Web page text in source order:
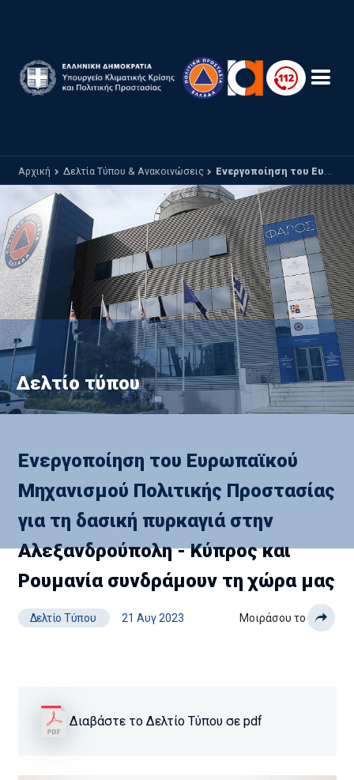
Αρχική Δελτία Τύπου & Ανακοινώσεις Ενεργοποίηση του Ευρωπαϊκού Μηχανισμού Πολιτικής Προστασίας για τη δασική πυρκαγιά στην Αλεξανδρούπολη - Κύπρος και Ρουμανία συνδράμουν τη χώρα μας
Δελτίο τύπου
Ενεργοποίηση του Ευρωπαϊκού
Μηχανισμού Πολιτικής Προστασίας
για τη δασική πυρκαγιά στην
Αλεξανδρούπολη - Κύπρος και
Ρουμανία συνδράμουν τη χώρα μας
Δελτίο Τύπου 21 Αυγ 2023 Μοιράσου το
Διαβάστε το Δελτίο Τύπου σε pdf